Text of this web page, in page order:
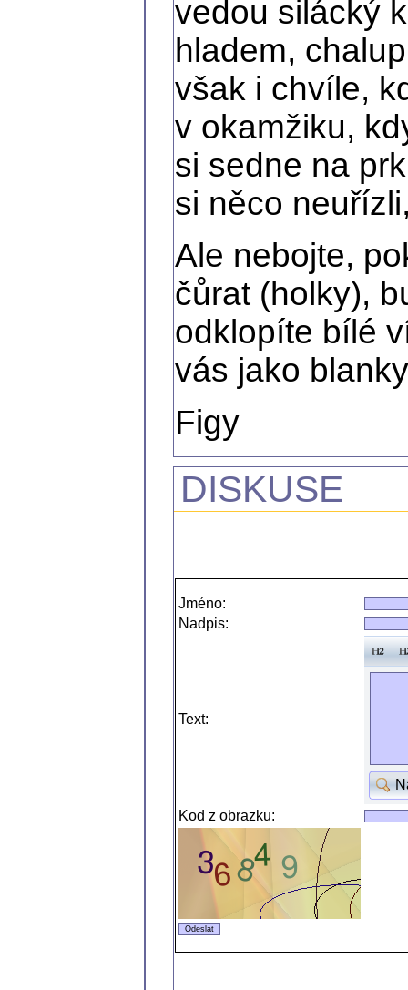
vedou silácký
hladem,
však i chvíle,
v okamžiku,
si sedne na
si něco
Ale nebojte,
čůrat (holky),
odklopíte bílé
vás jako
Figy
DISKUSE
Jméno:
Nadpis:
Text:
Kod z obrazku: